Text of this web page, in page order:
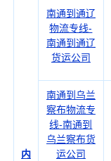
内
南通到通辽
物流专线-
南通到通辽
货运公司
南通到乌兰
察布物流专
线-南通到
乌兰察布货
运公司